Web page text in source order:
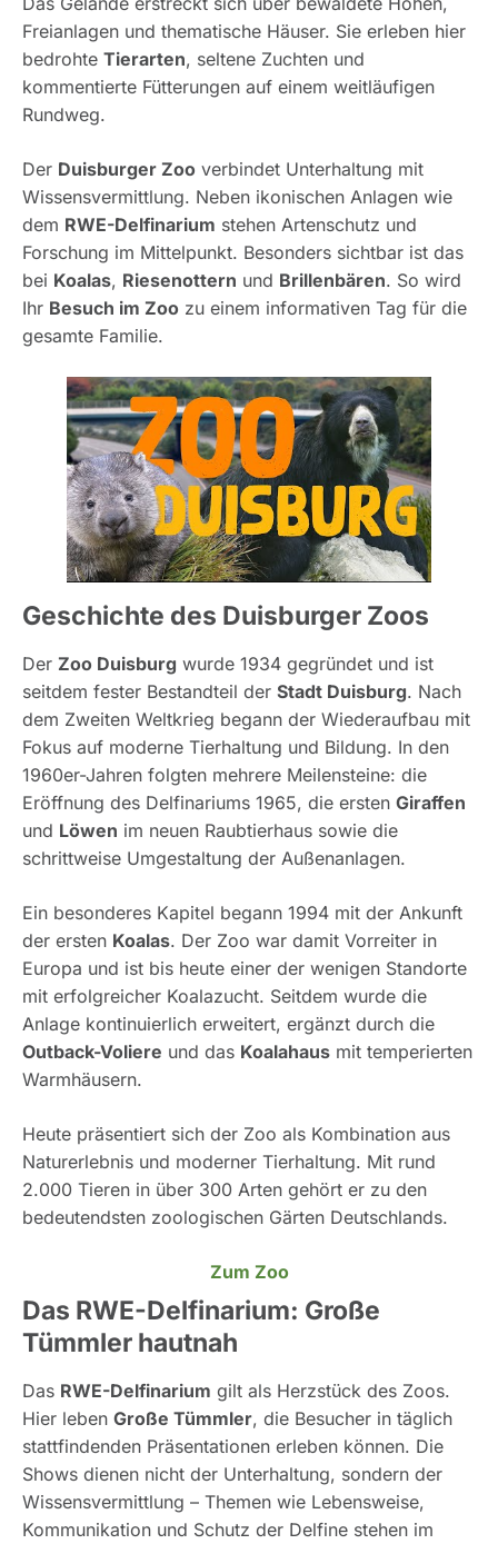
Freianlagen und thematische Häuser. Sie erleben hier
bedrohte Tierarten, seltene Zuchten und
kommentierte Fütterungen auf einem weitläufigen
Rundweg.
Der Duisburger Zoo verbindet Unterhaltung mit
Wissensvermittlung. Neben ikonischen Anlagen wie
dem RWE-Delfinarium stehen Artenschutz und
Forschung im Mittelpunkt. Besonders sichtbar ist das
bei Koalas, Riesenottern und Brillenbären. So wird
Ihr Besuch im Zoo zu einem informativen Tag für die
gesamte Familie.
Geschichte des Duisburger Zoos
Der Zoo Duisburg wurde 1934 gegründet und ist
seitdem fester Bestandteil der Stadt Duisburg. Nach
dem Zweiten Weltkrieg begann der Wiederaufbau mit
Fokus auf moderne Tierhaltung und Bildung. In den
1960er-Jahren folgten mehrere Meilensteine: die
Eröffnung des Delfinariums 1965, die ersten Giraffen
und Löwen im neuen Raubtierhaus sowie die
schrittweise Umgestaltung der Außenanlagen.
Ein besonderes Kapitel begann 1994 mit der Ankunft
der ersten Koalas. Der Zoo war damit Vorreiter in
Europa und ist bis heute einer der wenigen Standorte
mit erfolgreicher Koalazucht. Seitdem wurde die
Anlage kontinuierlich erweitert, ergänzt durch die
Outback-Voliere und das Koalahaus mit temperierten
Warmhäusern.
Heute präsentiert sich der Zoo als Kombination aus
Naturerlebnis und moderner Tierhaltung. Mit rund
2.000 Tieren in über 300 Arten gehört er zu den
bedeutendsten zoologischen Gärten Deutschlands.
Zum Zoo
Das RWE-Delfinarium: Große
Tümmler hautnah
Das RWE-Delfinarium gilt als Herzstück des Zoos.
Hier leben Große Tümmler, die Besucher in täglich
stattfindenden Präsentationen erleben können. Die
Shows dienen nicht der Unterhaltung, sondern der
Wissensvermittlung – Themen wie Lebensweise,
Kommunikation und Schutz der Delfine stehen im